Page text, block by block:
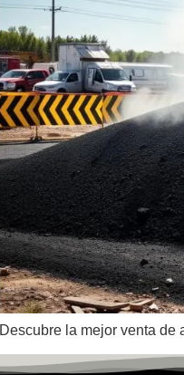
Descubre la mejor venta de